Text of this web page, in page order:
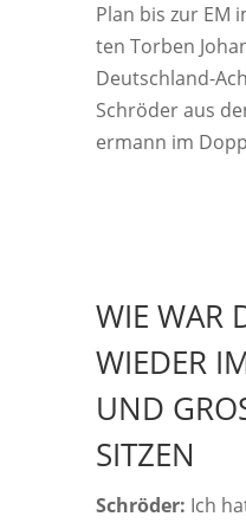
Plan bis zur EM
ten Tor­ben
Deutsch­land-
Schrö­der aus
er­mann im
WIE WAR
WIEDER
UND
SITZEN
Schrö­der: Ich